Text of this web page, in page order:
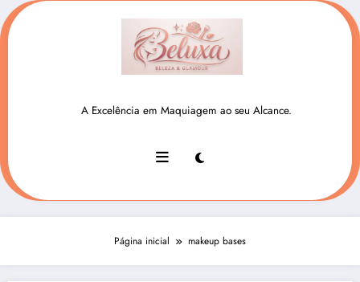
Pular
para
o
A Excelência em Maquiagem ao seu Alcance.
Página inicial makeup bases